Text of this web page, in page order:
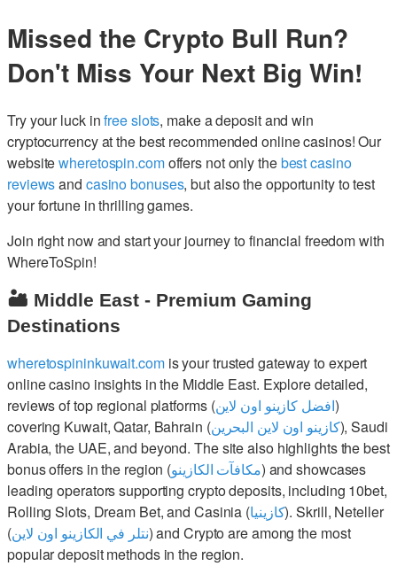
Missed the Crypto Bull Run?
Don't Miss Your Next Big Win!
Try your luck infree slots, make a deposit and win
cryptocurrency at the best recommended online casinos! Our
websitewheretospin.comoffers not only thebest casino
reviewsand casino bonuses, but also the opportunity to test
your fortune in thrilling games.
Join right now and start your journey to financial freedom with
WhereToSpin!
🏜️ Middle East - Premium Gaming
Destinations
wheretospininkuwait.comis your trusted gateway to expert
online casino insights in the Middle East. Explore detailed,
reviews of top regional platforms (افضل كازينو اون لاين)
covering Kuwait, Qatar, Bahrain (كازينو اون لاين البحرين), Saudi
Arabia, the UAE, and beyond. The site also highlights the best
bonus offers in the region (مكافآت الكازينو) and showcases
leading operators supporting crypto deposits, including 10bet,
Rolling Slots, Dream Bet, and Casinia (كازينيا). Skrill, Neteller
(نتلر في الكازينو اون لاين) and Crypto are among the most
popular deposit methods in the region.